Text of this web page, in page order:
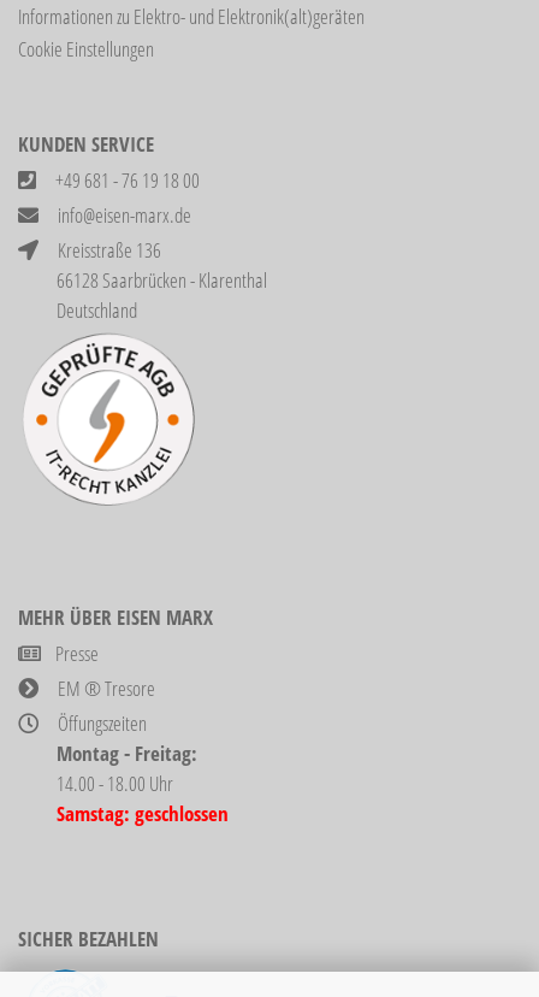
Informationen zu Elektro- und Elektronik(alt)geräten
Cookie Einstellungen
KUNDEN SERVICE
+49 681 - 76 19 18 00
info@eisen-marx.de
Kreisstraße 136
66128 Saarbrücken - Klarenthal
Deutschland
MEHR ÜBER EISEN MARX
Presse
EM ® Tresore
Öffungszeiten
Montag - Freitag:
14.00 - 18.00 Uhr
Samstag: geschlossen
SICHER BEZAHLEN